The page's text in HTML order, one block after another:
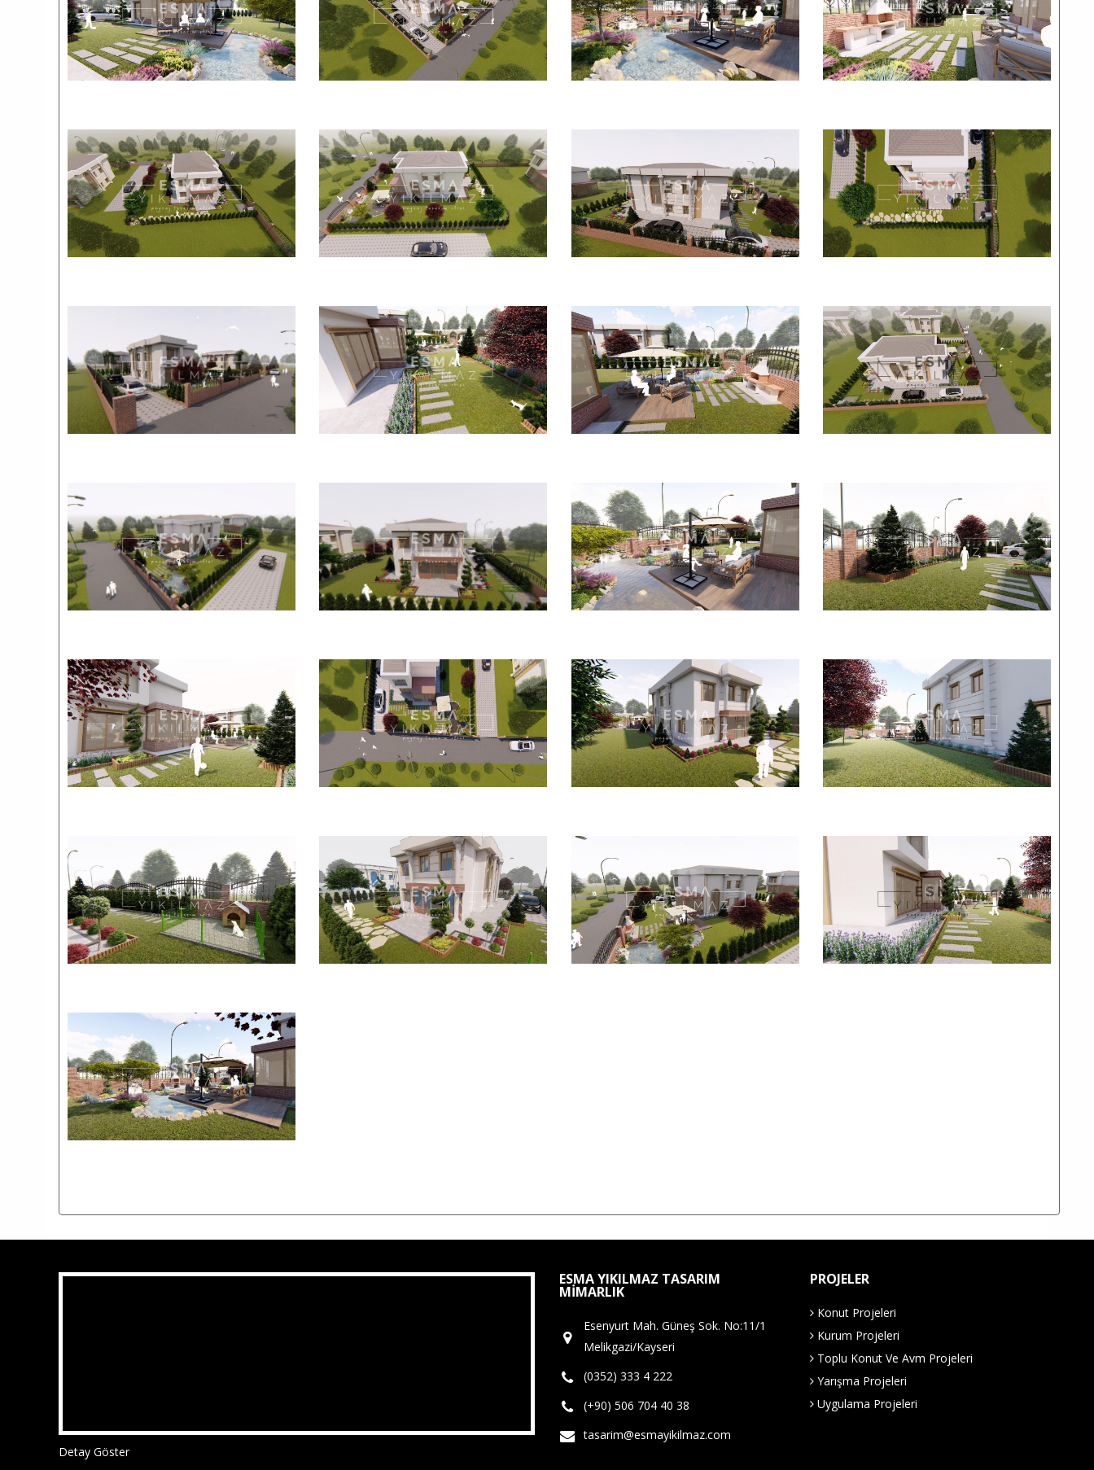
Detay Göster
ESMA YIKILMAZ TASARIM
MIMARLIK
Esenyurt Mah. Güneş Sok. No:11/1
Melikgazi/Kayseri
(0352) 333 4 222
(+90) 506 704 40 38
tasarim@esmayikilmaz.com
PROJELER
Konut Projeleri
Kurum Projeleri
Toplu Konut Ve Avm Projeleri
Yarışma Projeleri
Uygulama Projeleri